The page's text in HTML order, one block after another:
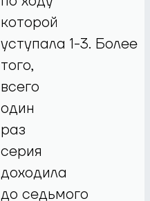
которой
уступала1-3. Более
того,
всего
один
раз
серия
доходила
до седьмого